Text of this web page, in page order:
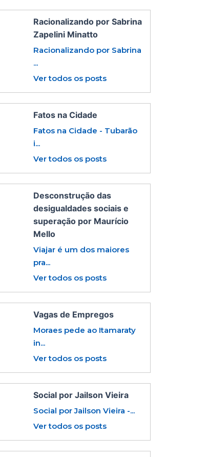
Racionalizando por Sabrina
Zapelini Minatto
Racionalizando por Sabrina
...
Ver todos os posts
Fatos na Cidade
Fatos na Cidade - Tubarão
i...
Ver todos os posts
Desconstrução das
desigualdades sociais e
superação por Maurício
Mello
Viajar é um dos maiores
pra...
Ver todos os posts
Vagas de Empregos
Moraes pede ao Itamaraty
in...
Ver todos os posts
Social por Jailson Vieira
Social por Jailson Vieira -...
Ver todos os posts